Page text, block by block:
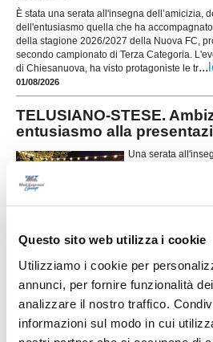
Questo sito web utilizza i cookie
Utilizziamo i cookie per
annunci, per fornire funzionalità
analizzare il nostro traffico.
informazioni sul modo in cui
È stata una serata all'insegna dell’amicizia,
dell'entusiasmo quella che ha
della stagione 2026/2027 della Nuova FC,
secondo campionato di Terza Categoria.
di Chiesanuova, ha visto protagoniste le tr...
01/08/2026
TELUSIANO-STESE.
entusiasmo alla
Una serata
di importante.
Stese si è
della cena
che ha fatto da cornice a un evento
...leggi
01/08/2026
SANGIUSTESE. Colpo in
Gonzalo Ferreyra
MONTE SAN GIUSTO. La Sangiustese mette a